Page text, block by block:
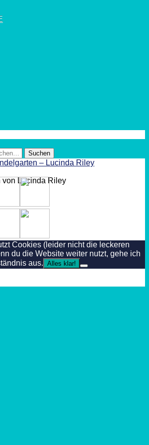
– Lucinda Riley
von Lucinda Riley
Cookies (leider nicht die leckeren
du die Website weiter nutzt, gehe ich
aus. Alles klar!